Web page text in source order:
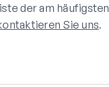
der am häufigsten
Sie uns.